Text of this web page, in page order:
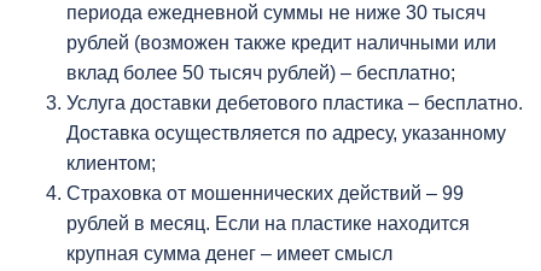
периода ежедневной суммы не ниже 30 тысяч
рублей (возможен также кредит наличными или
вклад более 50 тысяч рублей) – бесплатно;
Услуга доставки дебетового пластика – бесплатно.
Доставка осуществляется по адресу, указанному
клиентом;
Страховка от мошеннических действий – 99
рублей в месяц. Если на пластике находится
крупная сумма денег – имеет смысл